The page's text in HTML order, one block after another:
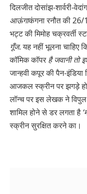
दिलजीत दोसांझ-शार्वरी-
आऊंगाकंगना रनौत की 26/
भट्ट की मिमोह चक्रवर्ती
गूँज. यह नहीं भूलना चाहिए
कॉमिक काॅपर है जवानी तो
जान्हवी कपूर की पैन-इंडिया
आजकल स्क्रीन पर झगड़े
लॉन्च पर इस लेखक ने
शामिल होने से डर लगता है
स्क्रीन सुरक्षित करने का।